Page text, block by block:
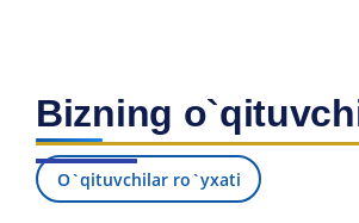
Bizning
O`qituvchilar ro`yxati